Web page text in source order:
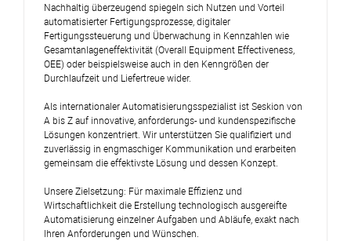
Nachhaltig überzeugend spiegeln sich Nutzen und Vorteil
automatisierter Fertigungsprozesse, digitaler
Fertigungssteuerung und Überwachung in Kennzahlen wie
Gesamtanlageneffektivität (Overall Equipment Effectiveness,
OEE) oder beispielsweise auch in den Kenngrößen der
Durchlaufzeit und Liefertreue wider.
Als internationaler Automatisierungsspezialist ist Seskion von
A bis Z auf innovative, anforderungs- und kundenspezifische
Lösungen konzentriert. Wir unterstützen Sie qualifiziert und
zuverlässig in engmaschiger Kommunikation und erarbeiten
gemeinsam die effektivste Lösung und dessen Konzept.
Unsere Zielsetzung: Für maximale Effizienz und
Wirtschaftlichkeit die Erstellung technologisch ausgereifte
Automatisierung einzelner Aufgaben und Abläufe, exakt nach
Ihren Anforderungen und Wünschen.